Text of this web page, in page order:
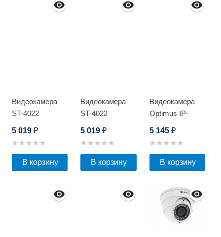
Видеокамера
ST-4022
5 019 ₽
В корзину
Видеокамера
ST-4022
5 019₽
В корзину
Видеокамера
Optimus IP-
5 145 ₽
В корзину